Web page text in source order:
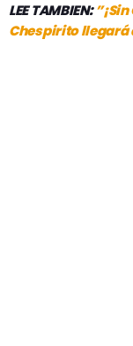
LEE TAMBIEN:
Chespirito llegará